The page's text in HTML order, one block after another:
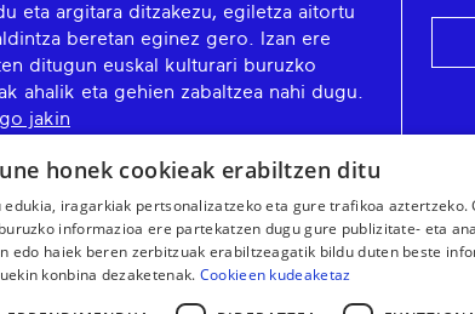
eta argitara ditzakezu, egiletza aitortu
beretan eginez gero. Izan ere
ditugun euskal kulturari buruzko
ahalik eta gehien zabaltzea nahi dugu.
jakin
honek cookieak erabiltzen ditu
iragarkiak pertsonalizatzeko eta gure trafikoa aztertzeko.
informazioa ere partekatzen dugu gure publizitate- eta
edo haiek beren zerbitzuak erabiltzeagatik bildu duten beste
konbina dezaketenak. Cookieen kudeaketaz